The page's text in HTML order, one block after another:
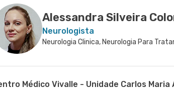
Alessandra Silveira
Neurologista
Médico Vivalle - Unidade Carlos Maria